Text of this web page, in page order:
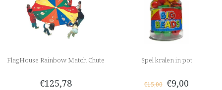
FlagHouse Rainbow Match Chute
€125,78
Spel kralen in pot
€15,00 €9,00